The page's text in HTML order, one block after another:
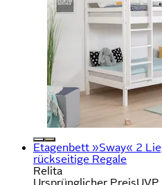
Etagenbett »Sway« 2
rückseitige Regale
Relita
Ursprünglicher Preis